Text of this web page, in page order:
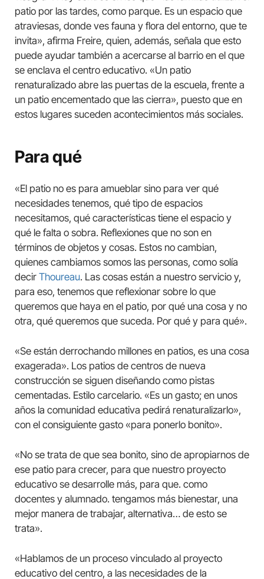
patio por las tardes, como parque. Es un espacio que
atraviesas, donde ves fauna y flora del entorno, que te
invita», afirma Freire, quien, además, señala que esto
puede ayudar también a acercarse al barrio en el que
se enclava el centro educativo. «Un patio
renaturalizado abre las puertas de la escuela, frente a
un patio encementado que las cierra», puesto que en
estos lugares suceden acontecimientos más sociales.
Para qué
«El patio no es para amueblar sino para ver qué
necesidades tenemos, qué tipo de espacios
necesitamos, qué características tiene el espacio y
qué le falta o sobra. Reflexiones que no son en
términos de objetos y cosas. Estos no cambian,
quienes cambiamos somos las personas, como solía
decir Thoureau. Las cosas están a nuestro servicio y,
para eso, tenemos que reflexionar sobre lo que
queremos que haya en el patio, por qué una cosa y no
otra, qué queremos que suceda. Por qué y para qué».
«Se están derrochando millones en patios, es una cosa
exagerada». Los patios de centros de nueva
construcción se siguen diseñando como pistas
cementadas. Estilo carcelario. «Es un gasto; en unos
años la comunidad educativa pedirá renaturalizarlo»,
con el consiguiente gasto «para ponerlo bonito».
«No se trata de que sea bonito, sino de apropiarnos de
ese patio para crecer, para que nuestro proyecto
educativo se desarrolle más, para que. como
docentes y alumnado. tengamos más bienestar, una
mejor manera de trabajar, alternativa… de esto se
trata».
«Hablamos de un proceso vinculado al proyecto
educativo del centro, a las necesidades de la